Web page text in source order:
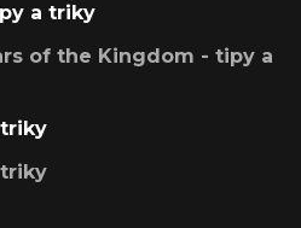
a triky
of the Kingdom - tipy a